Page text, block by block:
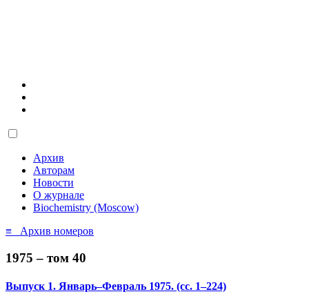
Архив
Авторам
Новости
О журнале
Biochemistry (Moscow)
≡ Архив номеров
1975 – том 40
Выпуск 1. Январь–Февраль 1975. (сс. 1–224)